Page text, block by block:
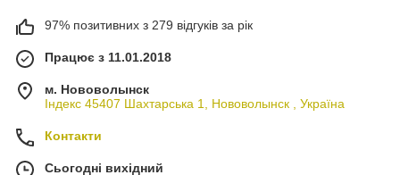
97% позитивних з 279 відгуків за рік
Працює з 11.01.2018
м. Нововолынск
Індекс 45407 Шахтарська 1, Нововолынск , Україна
Контакти
Сьогодні вихідний